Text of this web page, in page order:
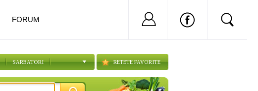
SARBATORI RETETE FAVORITE
FORUM Nu ai cont?